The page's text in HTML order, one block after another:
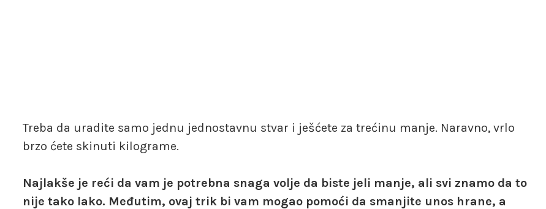
Treba da uradite samo jednu jednostavnu stvar i ješćete za trećinu manje. Naravno, vrlo
brzo ćete skinuti kilograme.
Najlakše je reći da vam je potrebna snaga volje da biste jeli manje, ali svi znamo da to
nije tako lako. Međutim, ovaj trik bi vam mogao pomoći da smanjite unos hrane, a